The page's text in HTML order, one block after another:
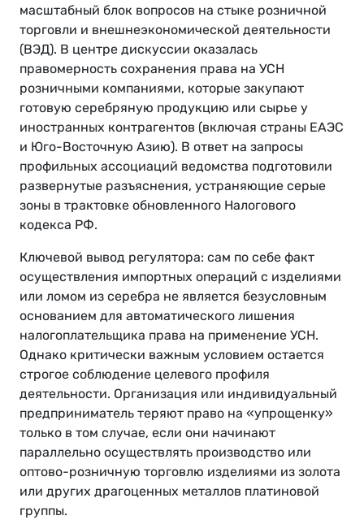
масштабный блок вопросов на стыке розничной
торговли и внешнеэкономической деятельности
(ВЭД). В центре дискуссии оказалась
правомерность сохранения права на УСН
розничными компаниями, которые закупают
готовую серебряную продукцию или сырье у
иностранных контрагентов (включая страны ЕАЭС
и Юго-Восточную Азию). В ответ на запросы
профильных ассоциаций ведомства подготовили
развернутые разъяснения, устраняющие серые
зоны в трактовке обновленного Налогового
кодекса РФ.
Ключевой вывод регулятора: сам по себе факт
осуществления импортных операций с изделиями
или ломом из серебра не является безусловным
основанием для автоматического лишения
налогоплательщика права на применение УСН.
Однако критически важным условием остается
строгое соблюдение целевого профиля
деятельности. Организация или индивидуальный
предприниматель теряют право на «упрощенку»
только в том случае, если они начинают
параллельно осуществлять производство или
оптово-розничную торговлю изделиями из золота
или других драгоценных металлов платиновой
группы.